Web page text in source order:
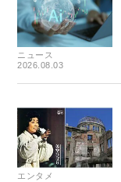
ニュース
2026.08.03
エンタメ